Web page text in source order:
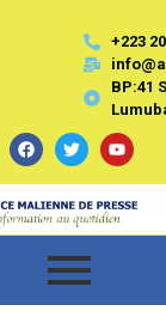
+223
BP:41